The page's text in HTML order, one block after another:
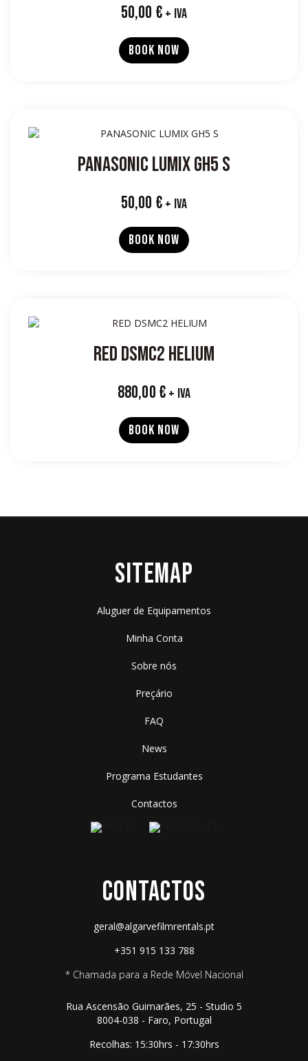
50,00 € + IVA
BOOK NOW
PANASONIC LUMIX GH5 S
50,00 € + IVA
BOOK NOW
RED DSMC2 HELIUM
880,00€ + IVA
BOOK NOW
SITEMAP
Aluguer de Equipamentos
Minha Conta
Sobre nós
Preçário
FAQ
News
Programa Estudantes
Contactos
CONTACTOS
geral@algarvefilmrentals.pt
+351 915 133 788
* Chamada para a Rede Móvel Nacional
Rua Ascensão Guimarães, 25 - Studio 5
8004-038 - Faro, Portugal
Recolhas: 15:30hrs - 17:30hrs